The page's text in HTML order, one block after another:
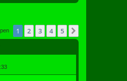
1 2 3 4 5